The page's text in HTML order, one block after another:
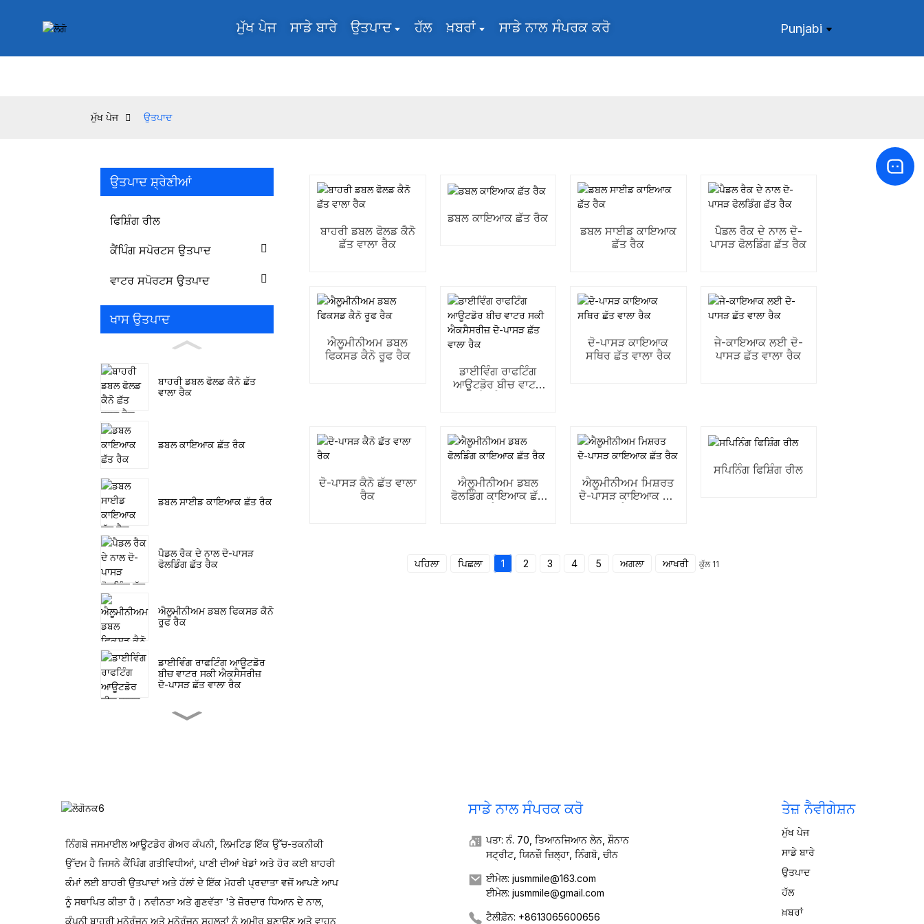
ਮੁੱਖ ਪੇਜ ਸਾਡੇ ਬਾਰੇ ਉਤਪਾਦ ਹੱਲ ਖ਼ਬਰਾਂ ਸਾਡੇ ਨਾਲ ਸੰਪਰਕ ਕਰੋ Punjabi
ਮੁੱਖ ਪੇਜ ਉਤਪਾਦ
ਉਤਪਾਦ ਸ਼੍ਰੇਣੀਆਂ
ਫਿਸ਼ਿੰਗ ਰੀਲ
ਕੈਂਪਿੰਗ ਸਪੋਰਟਸ ਉਤਪਾਦ
ਵਾਟਰ ਸਪੋਰਟਸ ਉਤਪਾਦ
ਖਾਸ ਉਤਪਾਦ
ਬਾਹਰੀ ਡਬਲ ਫੋਲਡ ਕੈਨੋ ਛੱਤ
ਵਾਲਾ ਰੈਕ
ਡਬਲ ਕਾਇਆਕ ਛੱਤ ਰੈਕ
ਡਬਲ ਸਾਈਡ ਕਾਇਆਕ ਛੱਤ ਰੈਕ
ਪੈਡਲ ਰੈਕ ਦੇ ਨਾਲ ਦੋ-ਪਾਸੜ
ਫੋਲਡਿੰਗ ਛੱਤ ਰੈਕ
ਐਲੂਮੀਨੀਅਮ ਡਬਲ ਫਿਕਸਡ ਕੈਨੋ
ਰੂਫ ਰੈਕ
ਡਾਈਵਿੰਗ ਰਾਫਟਿੰਗ ਆਊਟਡੋਰ
ਬੀਚ ਵਾਟਰ ਸਕੀ ਐਕਸੈਸਰੀਜ਼
ਦੋ-ਪਾਸੜ ਛੱਤ ਵਾਲਾ ਰੈਕ
ਦੋ-ਪਾਸੜ ਕੈਨੋ ਛੱਤ ਵਾਲਾ ਰੈਕ
ਐਲੂਮੀਨੀਅਮ ਡਬਲ ਫੋਲਡਿੰਗ
ਕਾਇਆਕ ਛੱਤ ਰੈਕ
ਬਾਹਰੀ ਡਬਲ ਫੋਲਡ ਕੈਨੋ
ਛੱਤ ਵਾਲਾ ਰੈਕ
ਡਬਲ ਕਾਇਆਕ ਛੱਤ ਰੈਕ
ਡਬਲ ਸਾਈਡ ਕਾਇਆਕ
ਛੱਤ ਰੈਕ
ਪੈਡਲ ਰੈਕ ਦੇ ਨਾਲ ਦੋ-
ਪਾਸੜ ਫੋਲਡਿੰਗ ਛੱਤ ਰੈਕ
ਐਲੂਮੀਨੀਅਮ ਡਬਲ
ਫਿਕਸਡ ਕੈਨੋ ਰੂਫ ਰੈਕ
ਡਾਈਵਿੰਗ ਰਾਫਟਿੰਗ
ਆਊਟਡੋਰ ਬੀਚ ਵਾਟਰ
ਦੋ-ਪਾਸੜ ਕਾਇਆਕ
ਸਥਿਰ ਛੱਤ ਵਾਲਾ ਰੈਕ
ਜੇ-ਕਾਇਆਕ ਲਈ ਦੋ-
ਪਾਸੜ ਛੱਤ ਵਾਲਾ ਰੈਕ
ਦੋ-ਪਾਸੜ ਕੈਨੋ ਛੱਤ ਵਾਲਾ
ਰੈਕ
ਐਲੂਮੀਨੀਅਮ ਡਬਲ
ਫੋਲਡਿੰਗ ਕਾਇਆਕ ਛੱਤ
ਐਲੂਮੀਨੀਅਮ ਮਿਸ਼ਰਤ
ਦੋ-ਪਾਸੜ ਕਾਇਆਕ ਛੱਤ
ਸਪਿਨਿੰਗ ਫਿਸ਼ਿੰਗ ਰੀਲ
ਪਹਿਲਾ ਪਿਛਲਾ 1 2 3 4 5 ਅਗਲਾ ਆਖਰੀ ਕੁੱਲ 11
ਨਿੰਗਬੋ ਜਸਮਾਈਲ ਆਊਟਡੋਰ ਗੇਅਰ ਕੰਪਨੀ, ਲਿਮਟਿਡ ਇੱਕ ਉੱਚ-ਤਕਨੀਕੀ
ਉੱਦਮ ਹੈ ਜਿਸਨੇ ਕੈਂਪਿੰਗ ਗਤੀਵਿਧੀਆਂ, ਪਾਣੀ ਦੀਆਂ ਖੇਡਾਂ ਅਤੇ ਹੋਰ ਕਈ ਬਾਹਰੀ
ਕੰਮਾਂ ਲਈ ਬਾਹਰੀ ਉਤਪਾਦਾਂ ਅਤੇ ਹੱਲਾਂ ਦੇ ਇੱਕ ਮੋਹਰੀ ਪ੍ਰਦਾਤਾ ਵਜੋਂ ਆਪਣੇ ਆਪ
ਨੂੰ ਸਥਾਪਿਤ ਕੀਤਾ ਹੈ। ਨਵੀਨਤਾ ਅਤੇ ਗੁਣਵੱਤਾ 'ਤੇ ਜ਼ੋਰਦਾਰ ਧਿਆਨ ਦੇ ਨਾਲ,
ਕੰਪਨੀ ਬਾਹਰੀ ਮਨੋਰੰਜਨ ਅਤੇ ਮਨੋਰੰਜਨ ਸਹੂਲਤਾਂ ਨੂੰ ਅਮੀਰ ਬਣਾਉਣ ਅਤੇ ਵਾਹਨ
ਸਾਡੇ ਨਾਲ ਸੰਪਰਕ ਕਰੋ
ਪਤਾ: ਨੰ. 70, ਤਿਆਨਜਿਆਨ ਲੇਨ, ਸ਼ੌਨਾਨ
ਸਟ੍ਰੀਟ, ਯਿਨਜ਼ੌ ਜ਼ਿਲ੍ਹਾ, ਨਿੰਗਬੋ, ਚੀਨ
ਈਮੇਲ: jusmmile@163.com
ਈਮੇਲ: jusmmile@gmail.com
ਟੈਲੀਫ਼ੋਨ: +8613065600656
ਤੇਜ਼ ਨੈਵੀਗੇਸ਼ਨ
ਮੁੱਖ ਪੇਜ
ਸਾਡੇ ਬਾਰੇ
ਉਤਪਾਦ
ਹੱਲ
ਖ਼ਬਰਾਂ